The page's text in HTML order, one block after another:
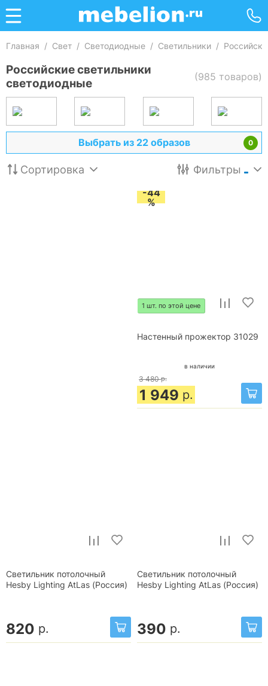
Главная / Свет / Светодиодные / Светильники /
Российские светильники
светодиодные
(985 товаров)
0
Выбрать из 22 образов
Сортировка Фильтры
-44
%
1 шт. по этой цене
Настенный прожектор 31029
в наличии
3 480 р.
1 949 р.
Светильник потолочный
Hesby Lighting AtLas (Россия)
820 р.
Светильник потолочный
Hesby Lighting AtLas (Россия)
390 р.